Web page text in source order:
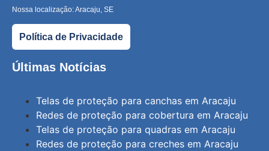
Nossa localização: Aracaju, SE
Política de Privacidade
Últimas Notícias
Telas de proteção para canchas em Aracaju
Redes de proteção para cobertura em Aracaju
Telas de proteção para quadras em Aracaju
Redes de proteção para creches em Aracaju